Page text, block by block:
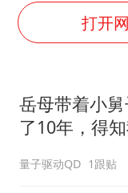
打开
岳母带着小
了10年，得
量子驱动QD 1跟贴